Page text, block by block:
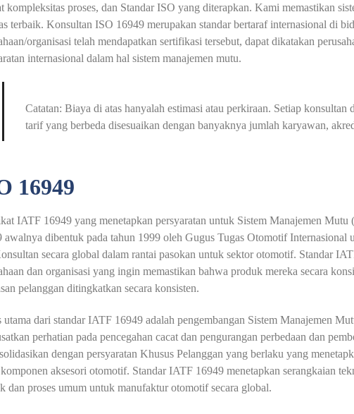
kompleksitas proses, dan Standar ISO yang diterapkan. Kami memastikan
terbaik. Konsultan ISO 16949 merupakan standar bertaraf internasional di
organisasi telah mendapatkan sertifikasi tersebut, dapat dikatakan
internasional dalam hal sistem manajemen mutu.
Catatan: Biaya di atas hanyalah estimasi atau perkiraan. Setiap konsultan
tarif yang berbeda disesuaikan dengan banyaknya jumlah karyawan,
16949
IATF 16949 yang menetapkan persyaratan untuk Sistem Manajemen
awalnya dibentuk pada tahun 1999 oleh Gugus Tugas Otomotif Internasional
secara global dalam rantai pasokan untuk sektor otomotif. Standar
dan organisasi yang ingin memastikan bahwa produk mereka secara
pelanggan ditingkatkan secara konsisten.
utama dari standar IATF 16949 adalah pengembangan Sistem Manajemen
perhatian pada pencegahan cacat dan pengurangan perbedaan dan
dengan persyaratan Khusus Pelanggan yang berlaku yang
aksesori otomotif. Standar IATF 16949 menetapkan serangkaian
dan proses umum untuk manufaktur otomotif secara global.